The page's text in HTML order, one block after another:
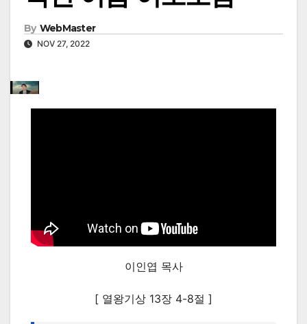
By WebMaster
NOV 27, 2022
이인엽 목사
[ 열왕기상 13장 4-8절 ]